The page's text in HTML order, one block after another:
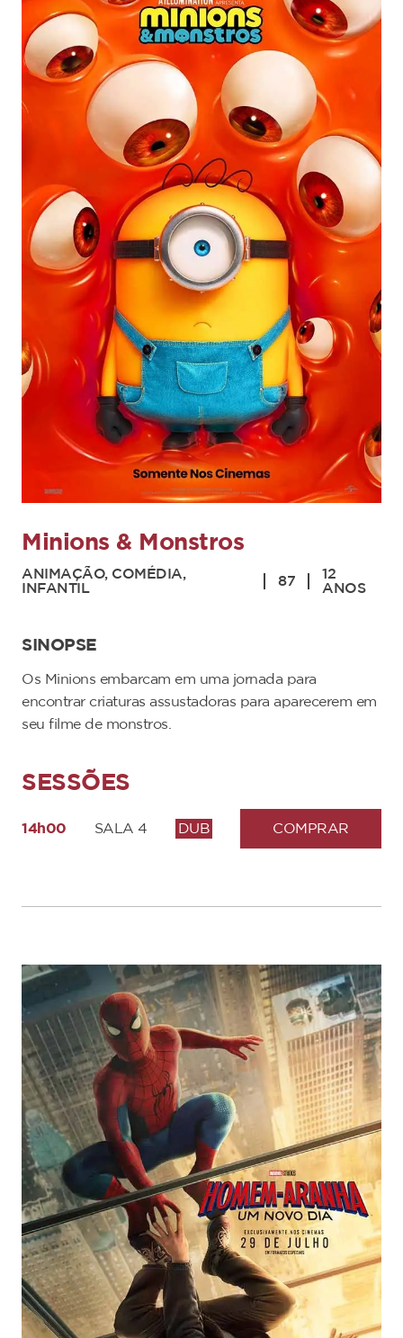
Minions & Monstros
ANIMAÇÃO, COMÉDIA,
INFANTIL
87
12
ANOS
SINOPSE
Os Minions embarcam em uma jornada para
encontrar criaturas assustadoras para aparecerem em
seu filme de monstros.
SESSÕES
14h00 SALA 4 DUB COMPRAR